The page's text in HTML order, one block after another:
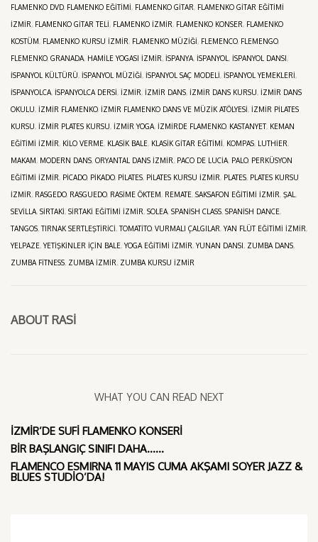
FLAMENKO DVD, FLAMENKO EĞITIMI, FLAMENKO GITAR, FLAMENKO GITAR EĞITIMI
İZMIR, FLAMENKO GITAR TELI, FLAMENKO IZMIR, FLAMENKO KONSER, FLAMENKO
KOSTÜM, FLAMENKO KURSU İZMIR, FLAMENKO MÜZIĞI, FLEMENCO, FLEMENGO,
FLEMENKO, GRANADA, HAMILE YOGASI İZMIR, ISPANYA, İSPANYOL , İSPANYOL DANSI,
İSPANYOL KÜLTÜRÜ, İSPANYOL MÜZIĞI, İSPANYOL SAÇ MODELI, İSPANYOL YEMEKLERI,
İSPANYOLCA, İSPANYOLCA DERSI, IZMIR, IZMIR DANS, IZMIR DANS KURSU, IZMIR DANS
OKULU, IZMIR FLAMENKO, İZMIR FLAMENKO DANS VE MÜZIK ATÖLYESI, İZMIR PILATES
KURSU, İZMIR PLATES KURSU, İZMIR YOGA, IZMIRDE FLAMENKO, KASTANYET, KEMAN
EĞITIMI İZMIR, KILO VERME, KLASIK BALE, KLASIK GITAR EĞITIMI, KOMPAS, LUTHIER,
MAKAM, MODERN DANS, ORYANTAL DANS İZMIR, PACO DE LUCIA, PALO, PERKÜSYON
EĞITIMI İZMIR, PICADO, PIKADO, PILATES, PILATES KURSU İZMIR, PLATES, PLATES KURSU
İZMIR, RASGEDO, RASGUEDO, RASIME ÖKTEM, REMATE, SAKSAFON EĞITIMI İZMIR, ŞAL ,
SEVILLA, SIRTAKI, SIRTAKI EĞITIMI İZMIR, SOLEA, SPANISH CLASS, SPANISH DANCE,
TANGOS,TIRNAK SERTLEŞTIRICI,TOMATITO, VURMALI ÇALGILAR,YAN FLÜT EĞITIMI İZMIR,
YELPAZE,YETIŞKINLER IÇIN BALE,YOGA EĞITIMI İZMIR,YUNAN DANSI, ZUMBA DANS,
ZUMBA FITNESS, ZUMBA İZMIR, ZUMBA KURSU İZMIR
ABOUT RASI
WHAT YOU CAN READ NEXT
İZMIR’DE SUFI FLAMENKO KONSERI
BIR BAŞLANGIÇ SINIFI DAHA……
FLAMENCO ESMIRNA 11 MAYIS CUMA AKŞAMI SOYER JAZZ &
BLUES STUDIO’DA!